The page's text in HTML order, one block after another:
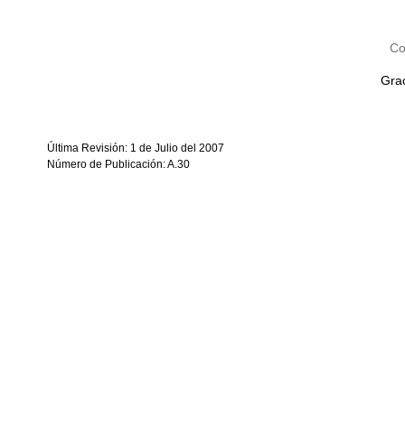
Última Revisión: 1 de Julio del 2007
Número de Publicación: A.30